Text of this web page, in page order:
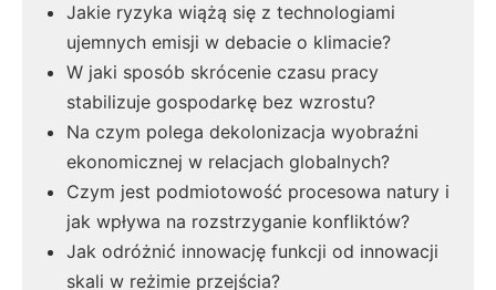
Jakie ryzyka wiążą się z technologiami
ujemnych emisji w debacie o klimacie?
W jaki sposób skrócenie czasu pracy
stabilizuje gospodarkę bez wzrostu?
Na czym polega dekolonizacja wyobraźni
ekonomicznej w relacjach globalnych?
Czym jest podmiotowość procesowa natury i
jak wpływa na rozstrzyganie konfliktów?
Jak odróżnić innowację funkcji od innowacji
skali w reżimie przejścia?